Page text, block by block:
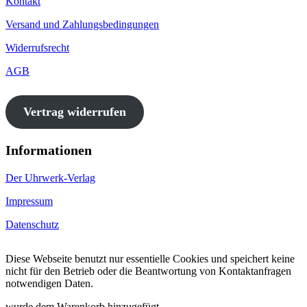
Versand und Zahlungsbedingungen
Widerrufsrecht
AGB
Vertrag widerrufen
Informationen
Der Uhrwerk-Verlag
Impressum
Datenschutz
Diese Webseite benutzt nur essentielle Cookies und speichert keine
nicht für den Betrieb oder die Beantwortung von Kontaktanfragen
notwendigen Daten.